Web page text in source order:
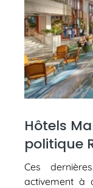
Hôtels
politique
Ces
activement à